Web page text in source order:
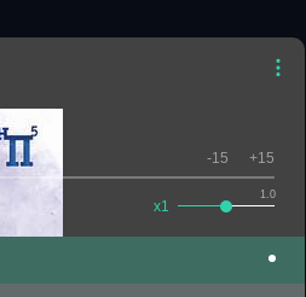
1.0
x1
-15 +15